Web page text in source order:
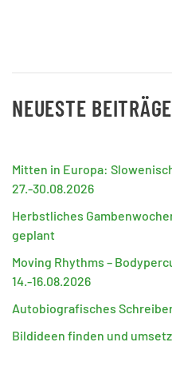
NEUESTE BEITRÄGE
Mitten in Europa:
27.-30.08.2026
Herbstliches
geplant
Moving Rhythms –
14.-16.08.2026
Autobiografisches
Bildideen finden und